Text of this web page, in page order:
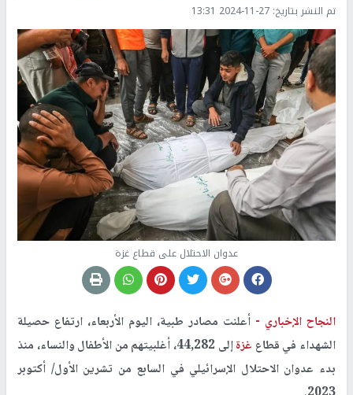
تم النشر بتاريخ: 2024-11-27 13:31
عدوان الاحتلال على قطاع غزة
النجاح الإخباري - أعلنت مصادر طبية، اليوم الأربعاء، ارتفاع حصيلة
الشهداء في قطاع غزة
إلى 44,282، أغلبيتهم من الأطفال والنساء، منذ
بدء عدوان الاحتلال الإسرائيلي في السابع من تشرين الأول/ أكتوبر